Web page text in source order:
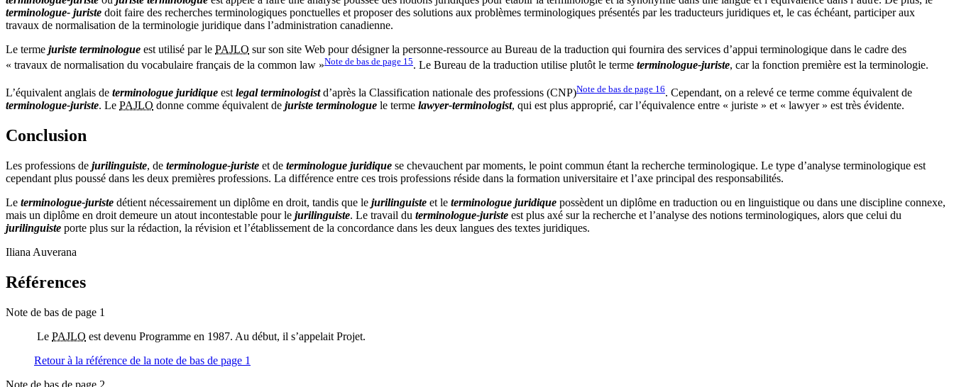
terminologue- juriste doit faire des recherches terminologiques ponctuelles et proposer des solutions aux problèmes terminologiques présentés par les traducteurs juridiques et, le cas échéant, participer aux
travaux de normalisation de la terminologie juridique dans l’administration canadienne.
Le terme juriste terminologue est utilisé par le PAJLO sur son site Web pour désigner la personne-ressource au Bureau de la traduction qui fournira des services d’appui terminologique dans le cadre des
« travaux de normalisation du vocabulaire français de la common law »Note de bas de page 15. Le Bureau de la traduction utilise plutôt le terme terminologue-juriste, car la fonction première est la terminologie.
L’équivalent anglais de terminologue juridique est legal terminologistd’après la Classification nationale des professions (CNP)Note de bas de page 16. Cependant, on a relevé ce terme comme équivalent de
terminologue-juriste. Le PAJLO donne comme équivalent de juriste terminologue le terme lawyer-terminologist, qui est plus approprié, car l’équivalence entre « juriste » et « lawyer» est très évidente.
Conclusion
Les professions de jurilinguiste, de terminologue-juriste et de terminologue juridique se chevauchent par moments, le point commun étant la recherche terminologique. Le type d’analyse terminologique est
cependant plus poussé dans les deux premières professions. La différence entre ces trois professions réside dans la formation universitaire et l’axe principal des responsabilités.
Le terminologue-juriste détient nécessairement un diplôme en droit, tandis que le jurilinguiste et le terminologue juridique possèdent un diplôme en traduction ou en linguistique ou dans une discipline connexe,
mais un diplôme en droit demeure un atout incontestable pour le jurilinguiste. Le travail du terminologue-juriste est plus axé sur la recherche et l’analyse des notions terminologiques, alors que celui du
jurilinguiste porte plus sur la rédaction, la révision et l’établissement de la concordance dans les deux langues des textes juridiques.
Iliana Auverana
Références
Note de bas de page 1
Le PAJLO est devenu Programme en 1987. Au début, il s’appelait Projet.
Retour à la référence de la note de bas de page 1
Note de bas de page 2